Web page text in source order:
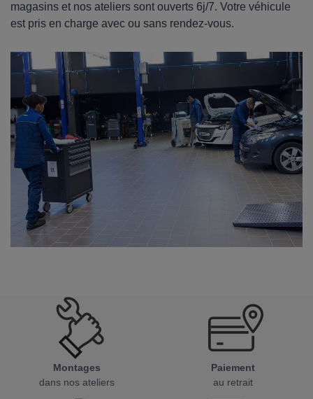
magasins et nos ateliers sont ouverts 6j/7. Votre véhicule
est pris en charge avec ou sans rendez-vous.
Montages
dans nos ateliers
Paiement
au retrait